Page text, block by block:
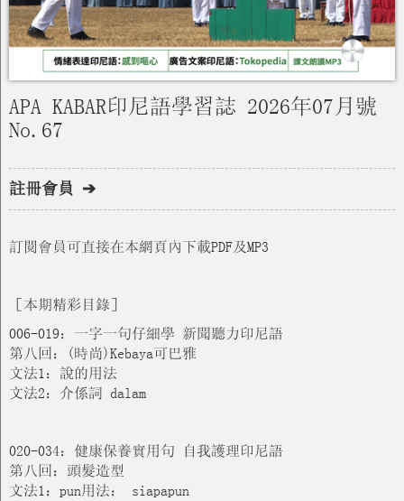
APA KABAR印尼語學習誌 2026年07月號
No.67
註冊會員 ➔
訂閱會員可直接在本網頁內下載PDF及MP3
［本期精彩目錄］
006-019：一字一句仔細學 新聞聽力印尼語
第八回：(時尚)Kebaya可巴雅
文法1：說的用法
文法2：介係詞 dalam
020-034：健康保養實用句 自我護理印尼語
第八回：頭髮造型
文法1：pun用法： siapapun